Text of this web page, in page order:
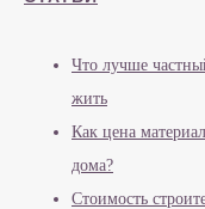
Что лучше
жить
Как цена
дома?
Стоимость